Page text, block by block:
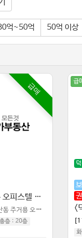
억~50억 50억 이상
급매
<연산역인근> 업무용 오피스텔 사무실 30평
동 주거용 오피스텔
총층 :20층
급
보
권